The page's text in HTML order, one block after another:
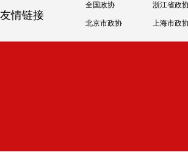
友情链接
全国政协 浙江省政
北京市政协 上海市政